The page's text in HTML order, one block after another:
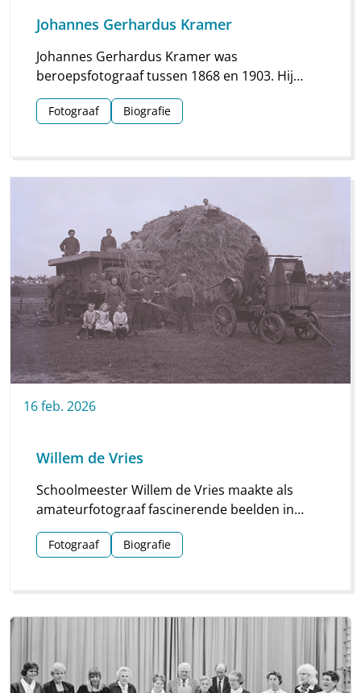
Johannes Gerhardus Kramer
Johannes Gerhardus Kramer was
beroepsfotograaf tussen 1868 en 1903. Hij
maakte vooral foto’s in Groningen, maar hij
streek ook meermaals neer in Drenthe. Vooral
Fotograaf Biografie
16feb. 2026
Willem de Vries
Schoolmeester Willem de Vries maakte als
amateurfotograaf fascinerende beelden in
Linde en omgeving. Groepsfoto’s van
schoolkinderen, portretten en beelden van
Fotograaf Biografie